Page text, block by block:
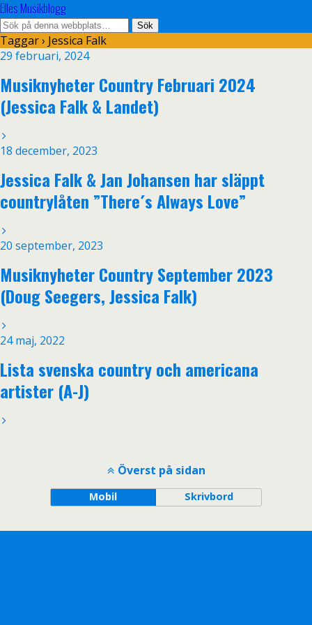
Elles Musikblogg
Taggar › Jessica Falk
29 februari, 2024
Musiknyheter Country Februari 2024
(Jessica Falk & Landet)
18 december, 2023
Jessica Falk & Jan Johansen har släppt
countrylåten ”There´s Always Love”
20 september, 2023
Musiknyheter Country September 2023
(Doug Seegers, Jessica Falk)
24 maj, 2022
Lista svenska country och americana
artister (A-J)
Överst på sidan
Mobil Skrivbord